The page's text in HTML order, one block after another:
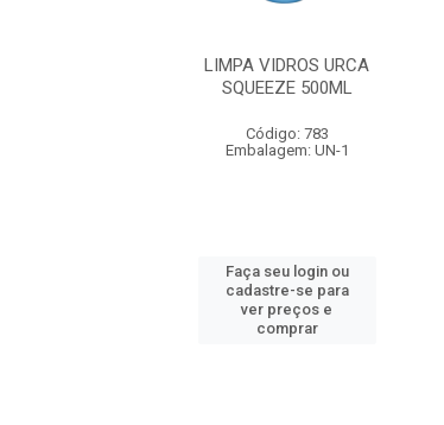
LIMPA VIDROS URCA
SQUEEZE 500ML
Código: 783
Embalagem: UN-1
Faça seu login ou
cadastre-se para
ver preços e
comprar